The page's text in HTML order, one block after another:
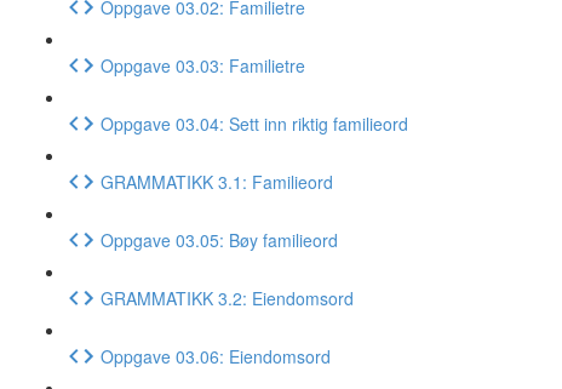
Oppgave 03.02: Familietre
Oppgave 03.03: Familietre
Oppgave 03.04: Sett inn riktig familieord
GRAMMATIKK 3.1: Familieord
Oppgave 03.05: Bøy familieord
GRAMMATIKK 3.2: Eiendomsord
Oppgave 03.06: Eiendomsord